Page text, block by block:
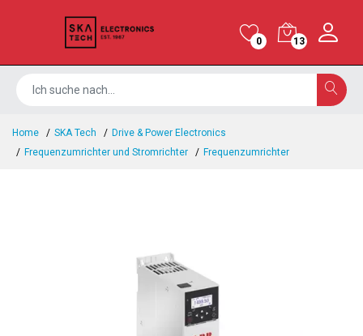
0 13
Home SKA Tech
Drive & Power Electronics
Frequenzumrichter und Stromrichter
Frequenzumrichter